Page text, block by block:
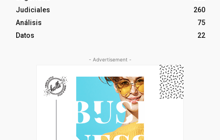
Judiciales
260
Análisis
75
Datos
22
- Advertisement -